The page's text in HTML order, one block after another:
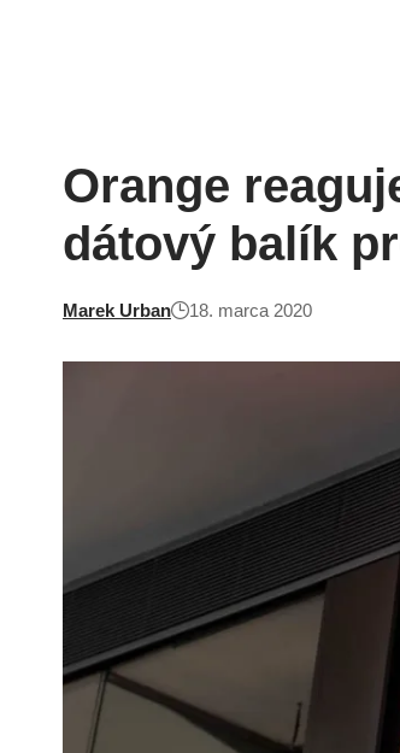
Orange
dátový balík
Marek Urban 18. marca 2020